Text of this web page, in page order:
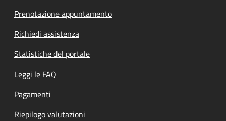
Prenotazione appuntamento
Richiedi assistenza
Statistiche del portale
Leggi le FAQ
Pagamenti
Riepilogo valutazioni